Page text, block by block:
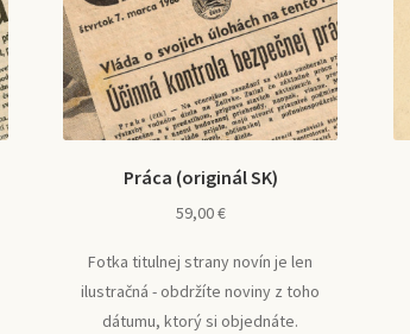
Práca (originál SK)
59,00€
Fotka titulnej strany novín je len
ilustračná - obdržíte noviny z toho
dátumu, ktorý si objednáte.